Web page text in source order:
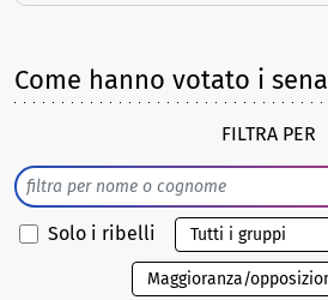
Come hanno votato i
FILTRA PER
Solo i ribelli